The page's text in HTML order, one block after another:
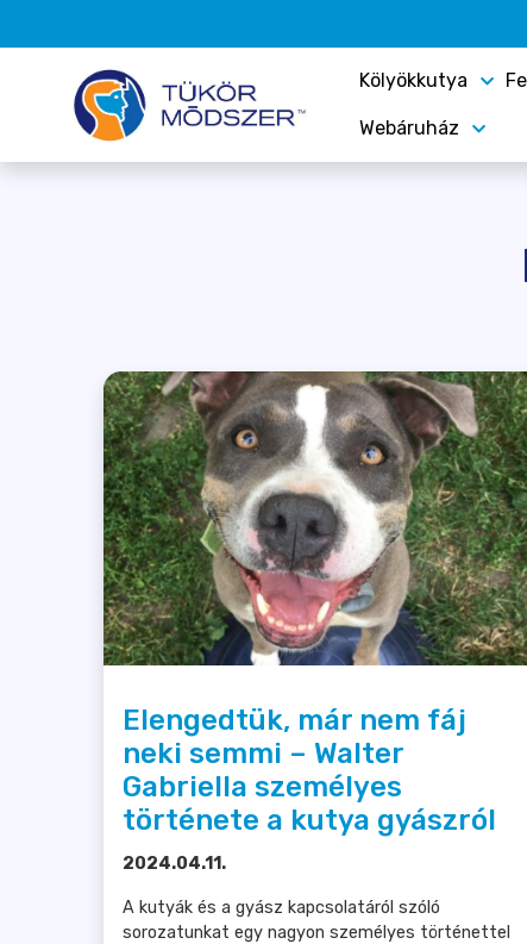
Kölyökkutya
Webáruház
Elengedtük, már nem fáj
neki semmi – Walter
Gabriella személyes
története a kutya gyászról
2024.04.11.
A kutyák és a gyász kapcsolatáról szóló
sorozatunkat egy nagyon személyes történettel